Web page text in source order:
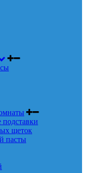
щеток
пасты